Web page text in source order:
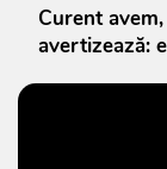
Curent
avertizează: